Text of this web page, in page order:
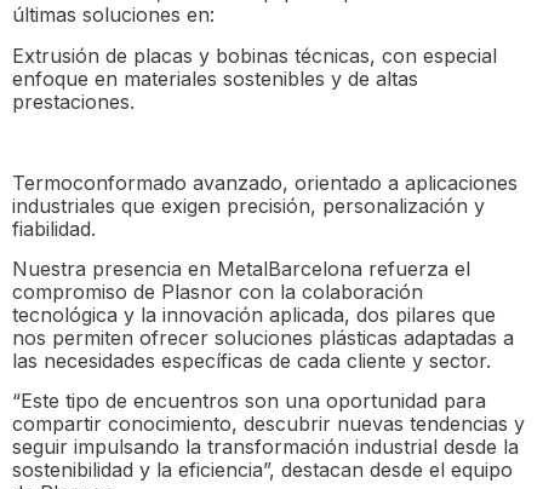
últimas soluciones en:
Extrusión de placas y bobinas técnicas, con especial
enfoque en materiales sostenibles y de altas
prestaciones.
Termoconformado avanzado, orientado a aplicaciones
industriales que exigen precisión, personalización y
fiabilidad.
Nuestra presencia en MetalBarcelona refuerza el
compromiso de Plasnor con la colaboración
tecnológica y la innovación aplicada, dos pilares que
nos permiten ofrecer soluciones plásticas adaptadas a
las necesidades específicas de cada cliente y sector.
“Este tipo de encuentros son una oportunidad para
compartir conocimiento, descubrir nuevas tendencias y
seguir impulsando la transformación industrial desde la
sostenibilidad y la eficiencia”, destacan desde el equipo